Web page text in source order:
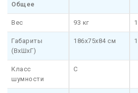
Общее
Вес 93 кг
Габариты
(ВхШхГ)
186х75х84 см
Класс
шумности
C